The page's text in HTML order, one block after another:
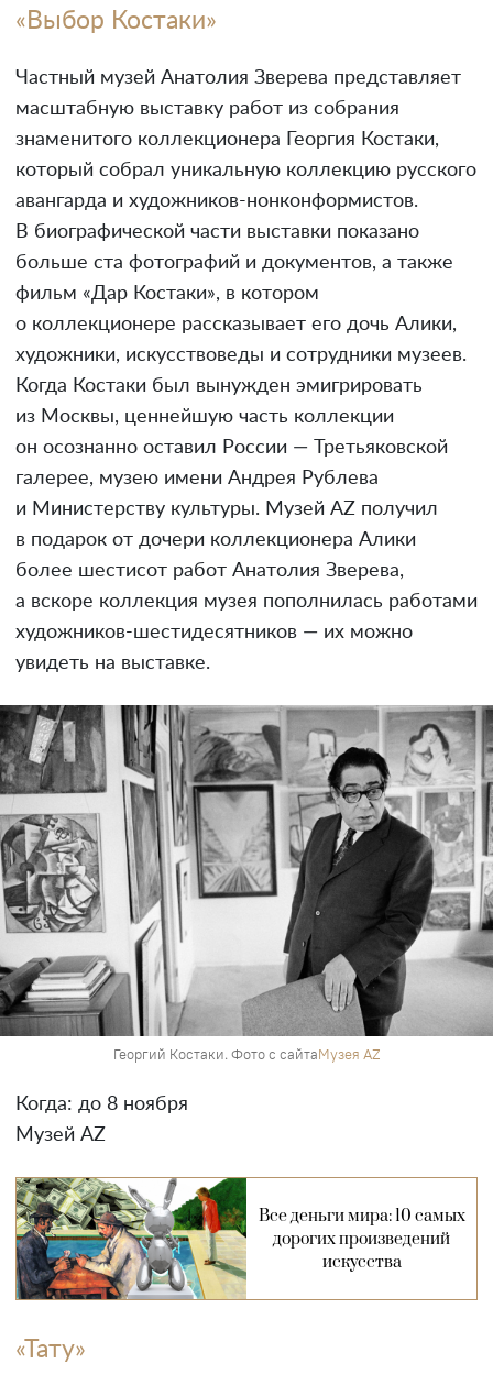
«Выбор Костаки»
Частный музей Анатолия Зверева представляет
масштабную выставку работ из собрания
знаменитого коллекционера Георгия Костаки,
который собрал уникальную коллекцию русского
авангарда и художников-нонконформистов.
В биографической части выставки показано
больше ста фотографий и документов, а также
фильм «Дар Костаки», в котором
о коллекционере рассказывает его дочь Алики,
художники, искусствоведы и сотрудники музеев.
Когда Костаки был вынужден эмигрировать
из Москвы, ценнейшую часть коллекции
он осознанно оставил России — Третьяковской
галерее, музею имени Андрея Рублева
и Министерству культуры. Музей AZ получил
в подарок от дочери коллекционера Алики
более шестисот работ Анатолия Зверева,
а вскоре коллекция музея пополнилась работами
художников-шестидесятников — их можно
увидеть на выставке.
Георгий Костаки. Фото с сайтаМузея AZ
Когда: до 8 ноября
Музей AZ
Все деньги мира: 10 самых
дорогих произведений
искусства
«Тату»